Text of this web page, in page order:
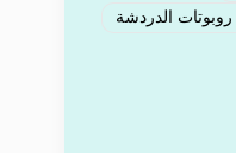
روبوتات الدردشة